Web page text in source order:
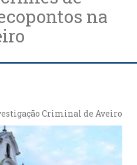
na
Criminal de Aveiro